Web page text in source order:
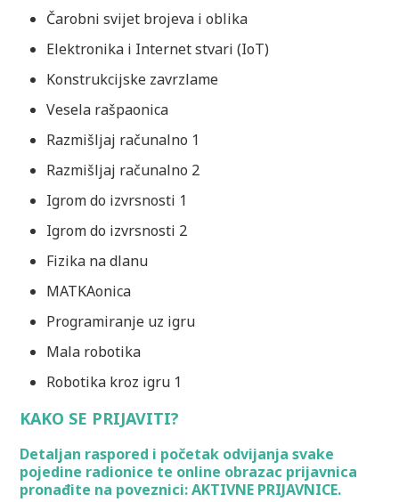
Čarobni svijet brojeva i oblika
Elektronika i Internet stvari (IoT)
Konstrukcijske zavrzlame
Vesela rašpaonica
Razmišljaj računalno 1
Razmišljaj računalno 2
Igrom do izvrsnosti 1
Igrom do izvrsnosti 2
Fizika na dlanu
MATKAonica
Programiranje uz igru
Mala robotika
Robotika kroz igru 1
KAKO SE PRIJAVITI?
Detaljan raspored i početak odvijanja svake
pojedine radionice te online obrazac prijavnica
pronađite na poveznici: AKTIVNE PRIJAVNICE.